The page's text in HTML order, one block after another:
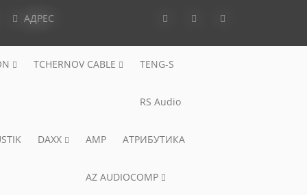
АДРЕС
TCHERNOV CABLE TENG-S
RS Audio
DAXX AMP АТРИБУТИКА
AZ AUDIOCOMP